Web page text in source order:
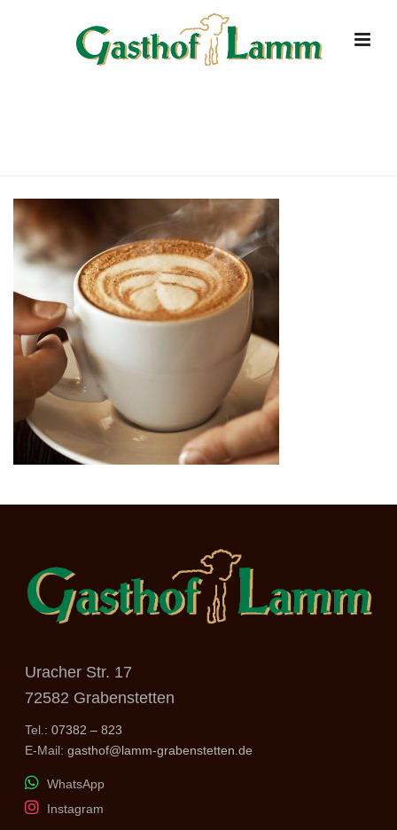
Uracher Str. 17
72582 Grabenstetten
Tel.:07382 – 823
E-Mail:gasthof@lamm-grabenstetten.de
WhatsApp
Instagram